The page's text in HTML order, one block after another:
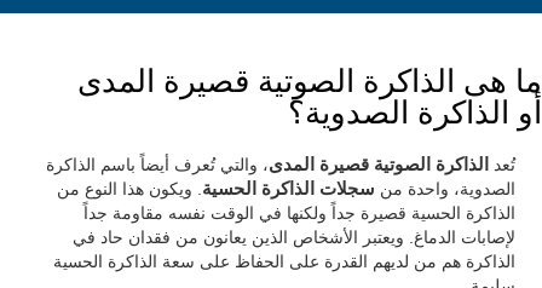
ما هى الذاكرة الصوتية قصيرة المدى
أو الذاكرة الصدوية؟
تُعد الذاكرة الصوتية قصيرة المدى، والتي تُعرف أيضاً باسم الذاكرة
الصدوية، واحدة من سجلات الذاكرة الحسية . ويكون هذا النوع من
الذاكرة الحسية قصيرة جداً ولكنها في الوقت نفسه مقاومة جداً
لإصابات الدماغ. ويعتبر الأشخاص الذين يعانون من فقدان حاد في
الذاكرة هم من لديهم القدرة على الحفاظ على سعة الذاكرة الحسية